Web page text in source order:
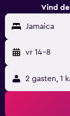
Vind
Jamaica
vr 14-8
2 gasten, 1